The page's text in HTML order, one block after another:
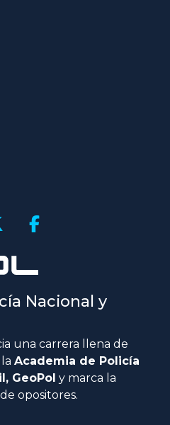
Nacional y
una carrera llena de
Academia de Policía
GeoPol y marca la
opositores.